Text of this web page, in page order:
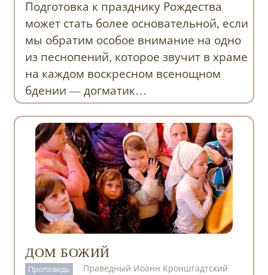
Подготовка к празднику Рождества
может стать более основательной, если
мы обратим особое внимание на одно
из песнопений, которое звучит в храме
на каждом воскресном всенощном
бдении — догматик…
ДОМ БОЖИЙ
Проповедь
Праведный Иоанн Кронштадтский